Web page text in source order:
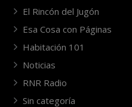
El Rincón del Jugón
Esa Cosa con Páginas
Habitación 101
Noticias
RNR Radio
Sin categoría